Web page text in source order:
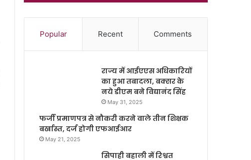
Popular Recent Comments
राज्य में आईएएस अधिकारियों
का हुआ तबादला, बक्सर के
नये डीएम बने विद्यानंद सिंह
May 31, 2025
फर्जी प्रमाणपत्र से नौकरी करने वाले तीन शिक्षक
बर्खास्त, दर्ज होगी एफआईआर
May 21, 2025
सिपाही बहाली में रिश्वत